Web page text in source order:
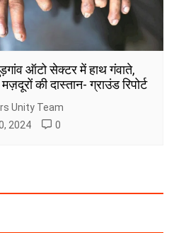
ऑटो सेक्टर में हाथ गंवाते,
की दास्तान- ग्राउंड रिपोर्ट
Unity Team
2024
0